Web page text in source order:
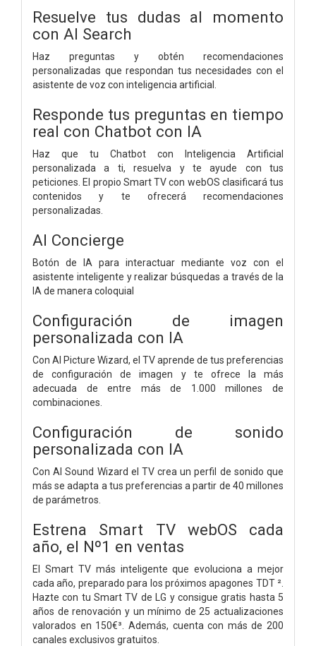
Resuelve tus dudas al momento
con AI Search
Haz preguntas y obtén recomendaciones
personalizadas que respondan tus necesidades con el
asistente de voz con inteligencia artificial.
Responde tus preguntas en tiempo
real con Chatbot con IA
Haz que tu Chatbot con Inteligencia Artificial
personalizada a ti, resuelva y te ayude con tus
peticiones. El propio Smart TV con webOS clasificará tus
contenidos y te ofrecerá recomendaciones
personalizadas.
AI Concierge
Botón de IA para interactuar mediante voz con el
asistente inteligente y realizar búsquedas a través de la
IA de manera coloquial
Configuración de imagen
personalizada con IA
Con AI Picture Wizard, el TV aprende de tus preferencias
de configuración de imagen y te ofrece la más
adecuada de entre más de 1.000 millones de
combinaciones.
Configuración de sonido
personalizada con IA
Con AI Sound Wizard el TV crea un perfil de sonido que
más se adapta a tus preferencias a partir de 40 millones
de parámetros.
Estrena Smart TV webOS cada
año, el Nº1 en ventas
El Smart TV más inteligente que evoluciona a mejor
cada año, preparado para los próximos apagones TDT ².
Hazte con tu Smart TV de LG y consigue gratis hasta 5
años de renovación y un mínimo de 25 actualizaciones
valorados en 150€³. Además, cuenta con más de 200
canales exclusivos gratuitos.